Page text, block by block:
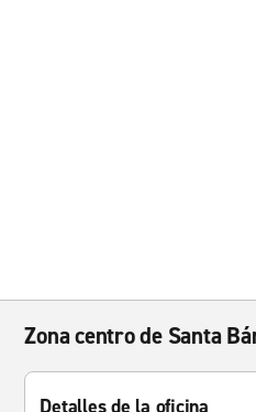
Zona centro de Santa
Detalles de la oficina